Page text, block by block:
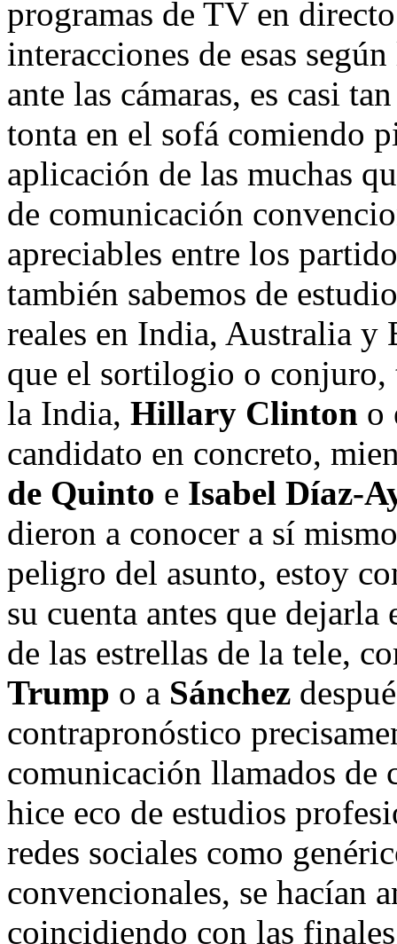
programas de TV en
interacciones de esas
ante las cámaras, es casi
tonta en el sofá comiendo
aplicación de las muchas
de comunicación
apreciables entre los
también sabemos de
reales en India, Australia y
que el sortilogio o conjuro,
la India, Hillary Clinton o
candidato en concreto,
de Quinto e Isabel Díaz-
dieron a conocer a sí
peligro del asunto, estoy
su cuenta antes que
de las estrellas de la tele,
Trump o a Sánchez
contrapronóstico
comunicación llamados de
hice eco de estudios
redes sociales como
convencionales, se hacían
coincidiendo con las